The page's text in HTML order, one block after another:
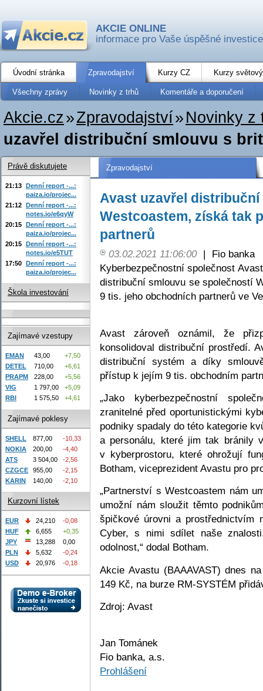
AKCIE ONLINE
informace pro Vaše úspěšné investice
Úvodní stránka Zpravodajství Kurzy CZ Kurzy
Všechny zprávy Novinky z trhů Komentáře a doporučení
Akcie.cz»Zpravodajství» Novinky z
uzavřel distribuční smlouvu s
Zpravodajství
Avast uzavřel
Westcoastem, získá tak
partnerů
03.02.2021 11:06:00 |
Fio banka
Kyberbezpečnostní společnost
distribuční smlouvu se společností
9 tis. jeho obchodních partnerů ve
Avast zároveň oznámil, že
konsolidoval distribuční prostředí.
distribuční systém a díky
přístup k jejím 9 tis. obchodním
„Jako kyberbezpečnostní
zranitelné před oportunistickými
podniky spadaly do této kategorie
a personálu, které jim tak bránily
v kyberprostoru, které ohrožují
Botham, viceprezident Avastu pro
„Partnerství s Westcoastem nám
umožní nám sloužit těmto
špičkové úrovni a prostřednictvím
Cyber, s nimi sdílet naše
odolnost,“ dodal Botham.
Akcie Avastu (BAAAVAST) dnes
149 Kč, na burze RM-SYSTÉM
Zdroj: Avast
Jan Tománek
Fio banka, a.s.
Prohlášení
Právě diskutujete
21:13 Denní report -...:
paiza.io/projec...
21:12 Denní report -...:
notes.io/e6qyW
20:15 Denní report -...:
paiza.io/projec...
20:15 Denní report -...:
notes.io/e5TUT
17:50 Denní report -...:
paiza.io/projec...
Škola investování
Zajímavé vzestupy
EMAN 43,00
+7,50
DETEL
710,00
+6,61
PRAPM
228,00
+5,56
VIG
1 797,00
+5,09
RBI
1 575,50 +4,61
Zajímavé poklesy
SHELL 877,00
-10,33
NOKIA
200,00
-4,40
ATS
3 504,00
-2,56
CZGCE
955,00
-2,15
KARIN
140,00 -2,10
Kurzovní lístek
EUR 24,210
-0,08
HUF
6,655
+0,35
JPY
13,288
0,00
PLN
5,632
-0,24
USD
20,976 -0,18